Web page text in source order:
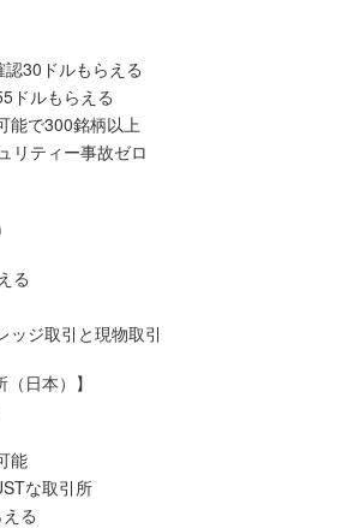
30ドルもらえる
ドルもらえる
能で300銘柄以上
リティー事故ゼロ
る
ッジ取引と現物取引
日本）】
能
な取引所
る